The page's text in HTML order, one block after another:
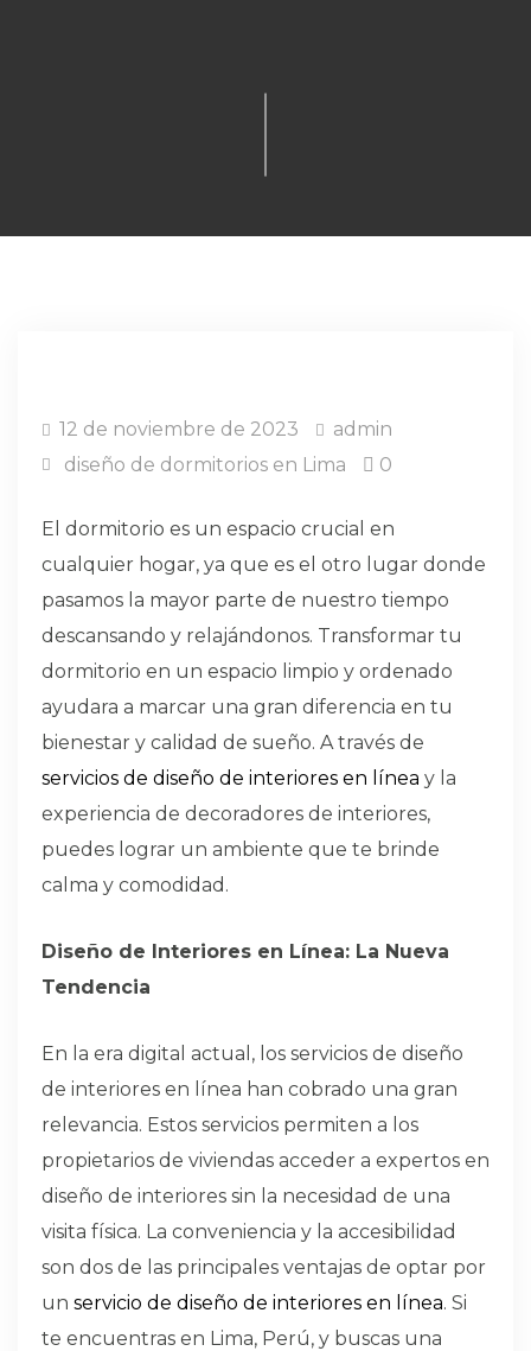
12 de noviembre de 2023
admin
diseño de dormitorios en Lima
0
El dormitorio es un espacio crucial en
cualquier hogar, ya que es el otro lugar donde
pasamos la mayor parte de nuestro tiempo
descansando y relajándonos. Transformar tu
dormitorio en un espacio limpio y ordenado
ayudara a marcar una gran diferencia en tu
bienestar y calidad de sueño. A través de
servicios de diseño de interiores en línea y la
experiencia de decoradores de interiores,
puedes lograr un ambiente que te brinde
calma y comodidad.
Diseño de Interiores en Línea: La Nueva
Tendencia
En la era digital actual, los servicios de diseño
de interiores en línea han cobrado una gran
relevancia. Estos servicios permiten a los
propietarios de viviendas acceder a expertos en
diseño de interiores sin la necesidad de una
visita física. La conveniencia y la accesibilidad
son dos de las principales ventajas de optar por
un servicio de diseño de interiores en línea. Si
te encuentras en Lima, Perú, y buscas una